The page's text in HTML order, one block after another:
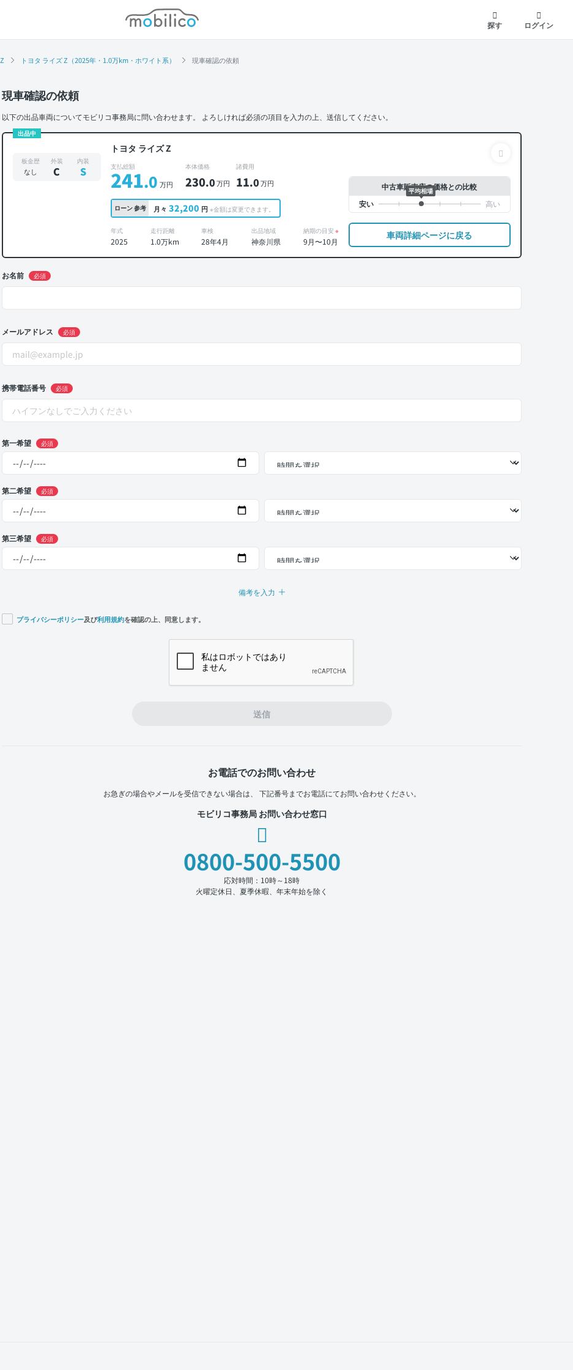
モビリコ
探す
ログイン
Z トヨタ ライズ Z（2025年・1.0万km・ホワイト系） 現車確認の依頼
現車確認の依頼
以下の出品車両についてモビリコ事務局に問い合わせます。 よろしければ必須の項目を入力の上、送信してください。
出品中
トヨタ ライズ Z
板金歴
なし
外装
C
内装
S 支払総額
241.0 万円
本体価格
230.0万円
諸費用
11.0万円
ローン参考 月々 32,200 円 ※金額は変更できます。
年式
2025
走行距離
1.0万km
車検
28年4月
出品地域
神奈川県
納期の目安 ※
9月〜10月
中古車販売店の価格との比較
平均相場
車両詳細ページに戻る
お名前 必須
メールアドレス 必須
携帯電話番号 必須
第一希望 必須
第二希望 必須
第三希望 必須
備考を入力
プライバシーポリシー及び利用規約を確認の上、同意します。
送信
お電話でのお問い合わせ
お急ぎの場合やメールを受信できない場合は、 下記番号までお電話にてお問い合わせください。
モビリコ事務局 お問い合わせ窓口
0800-500-5500
応対時間：10時～18時
火曜定休日、夏季休暇、年末年始を除く